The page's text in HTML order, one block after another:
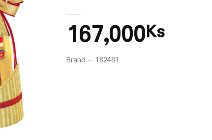
167,000Ks
Brand – 182481